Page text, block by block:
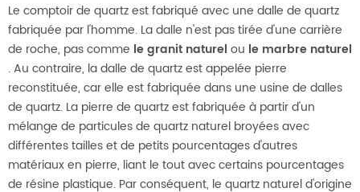
Le comptoir de quartz est fabriqué avec une dalle de quartz
fabriquée par l'homme. La dalle n'est pas tirée d'une carrière
de roche, pas comme le granit naturel ou le marbre naturel
. Au contraire, la dalle de quartz est appelée pierre
reconstituée, car elle est fabriquée dans une usine de dalles
de quartz. La pierre de quartz est fabriquée à partir d'un
mélange de particules de quartz naturel broyées avec
différentes tailles et de petits pourcentages d'autres
matériaux en pierre, liant le tout avec certains pourcentages
de résine plastique. Par conséquent, le quartz naturel d'origine